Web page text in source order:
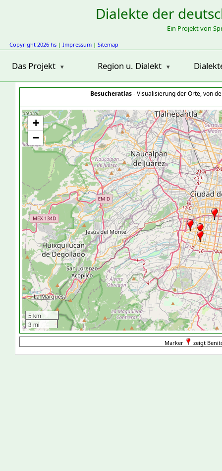
Dialekte der
Ein Projekt von
Copyright 2026 hs | Impressum | Sitemap
Das Projekt Region u. Dialekt
Besucheratlas- Visualisierung der Orte, von
+
−
5 km
3 mi
Marker zeigt